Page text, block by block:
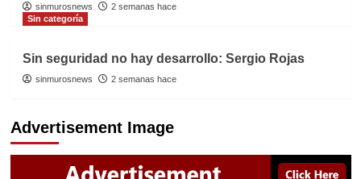
sinmurosnews
2 semanas hace
Sin categoría
Sin seguridad no hay desarrollo: Sergio Rojas
sinmurosnews 2 semanas hace
Advertisement Image